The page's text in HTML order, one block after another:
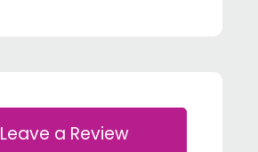
Leave a Review